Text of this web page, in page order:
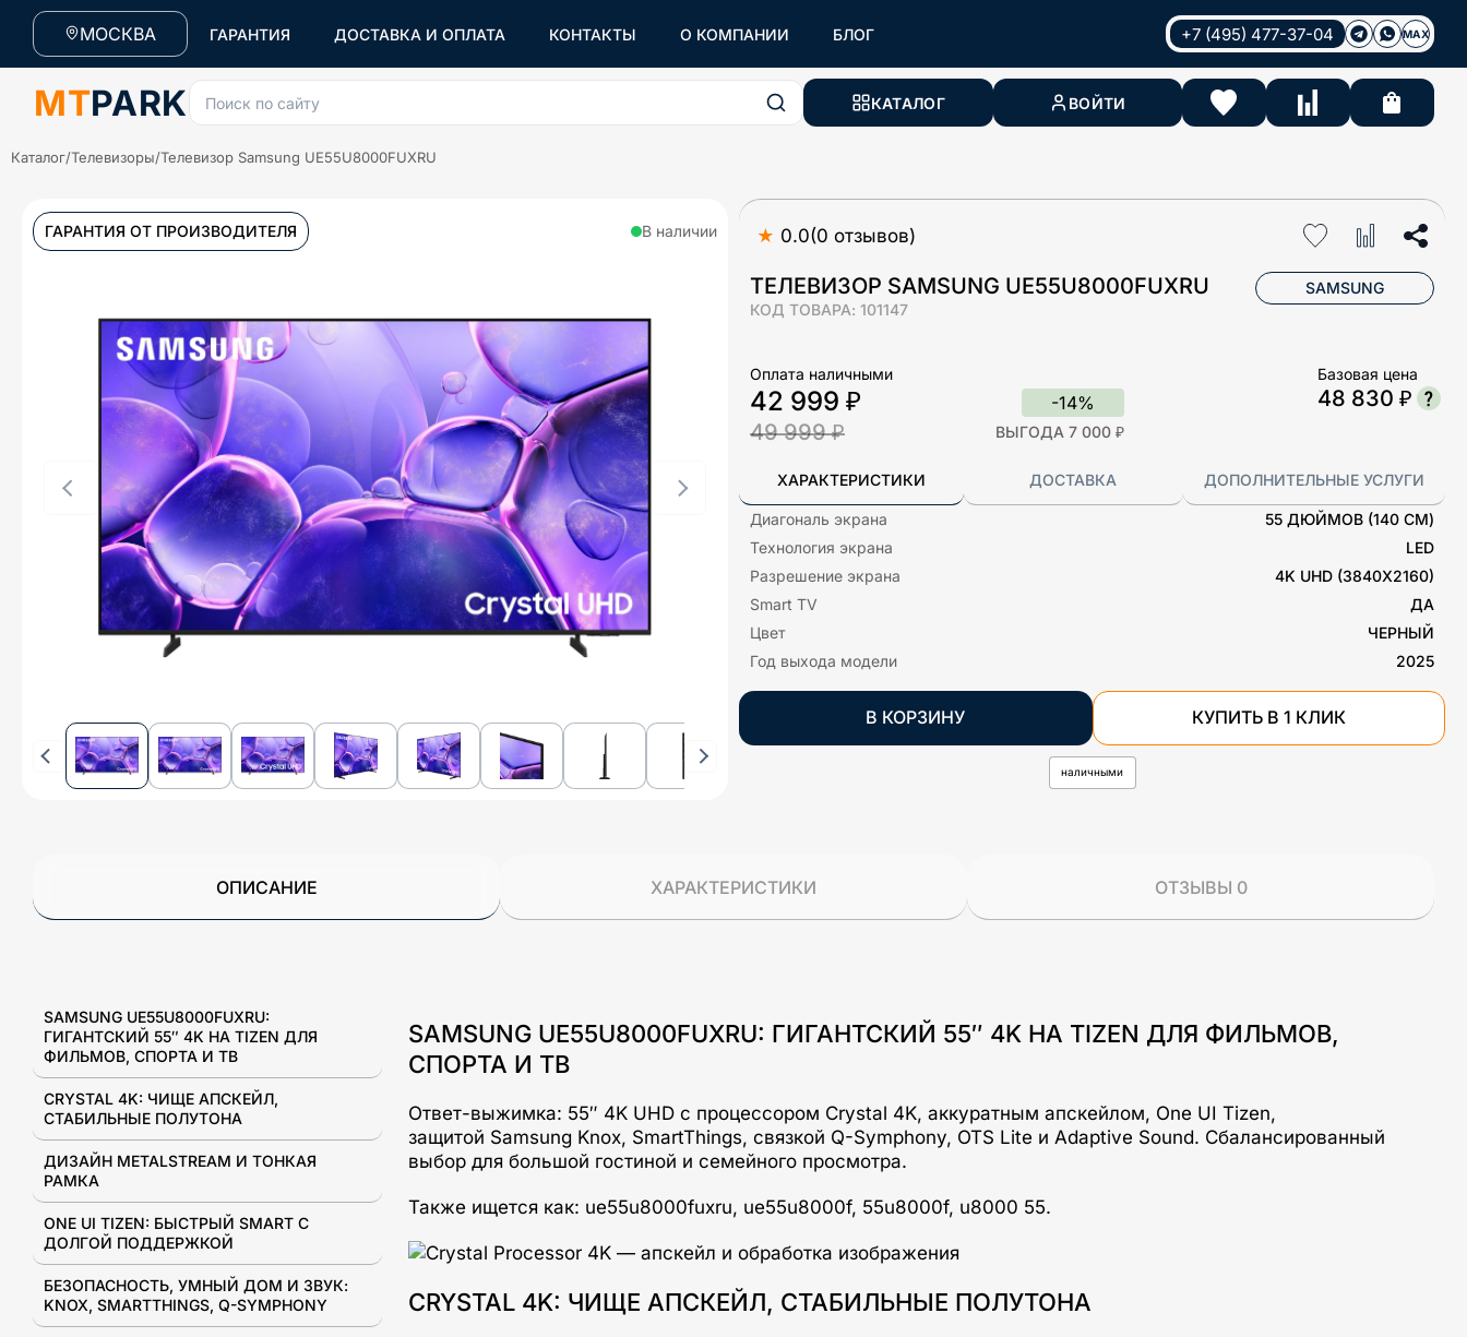
МОСКВА ГАРАНТИЯ ДОСТАВКА И ОПЛАТА КОНТАКТЫ О КОМПАНИИ БЛОГ +7 (495) 477-37-04 MAX
MTPARK Поиск по сайту КАТАЛОГ ВОЙТИ
Каталог/Телевизоры/Телевизор Samsung UE55U8000FUXRU
★ 0.0(0 отзывов)
ТЕЛЕВИЗОР SAMSUNG UE55U8000FUXRU
КОД ТОВАРА: 101147
SAMSUNG
ГАРАНТИЯ ОТ ПРОИЗВОДИТЕЛЯ В наличии
Оплата наличными
42 999 ₽
49 999 ₽
-14%
ВЫГОДА 7 000 ₽
Базовая цена
48 830 ₽
ХАРАКТЕРИСТИКИ ДОСТАВКА ДОПОЛНИТЕЛЬНЫЕ УСЛУГИ
Диагональ экрана
55 ДЮЙМОВ (140 СМ)
Технология экрана
LED
Разрешение экрана
4K UHD (3840X2160)
Smart TV
ДА
Цвет
ЧЕРНЫЙ
Год выхода модели
2025
В КОРЗИНУ КУПИТЬ В 1 КЛИК
наличными
ОПИСАНИЕ ХАРАКТЕРИСТИКИ ОТЗЫВЫ 0
SAMSUNG UE55U8000FUXRU:
ГИГАНТСКИЙ 55″ 4K НА TIZEN ДЛЯ
ФИЛЬМОВ, СПОРТА И ТВ
CRYSTAL 4K: ЧИЩЕ АПСКЕЙЛ,
СТАБИЛЬНЫЕ ПОЛУТОНА
ДИЗАЙН METALSTREAM И ТОНКАЯ
РАМКА
ONE UI TIZEN: БЫСТРЫЙ SMART С
ДОЛГОЙ ПОДДЕРЖКОЙ
БЕЗОПАСНОСТЬ, УМНЫЙ ДОМ И ЗВУК:
KNOX, SMARTTHINGS, Q-SYMPHONY
SAMSUNG UE55U8000FUXRU: ГИГАНТСКИЙ 55″ 4K НА TIZEN ДЛЯ ФИЛЬМОВ,
СПОРТА И ТВ
Ответ-выжимка: 55″ 4K UHD с процессором Crystal 4K, аккуратным апскейлом, One UI Tizen,
защитой Samsung Knox, SmartThings, связкой Q-Symphony, OTS Lite и Adaptive Sound. Сбалансированный
выбор для большой гостиной и семейного просмотра.
Также ищется как: ue55u8000fuxru, ue55u8000f, 55u8000f, u8000 55.
CRYSTAL 4K: ЧИЩЕ АПСКЕЙЛ, СТАБИЛЬНЫЕ ПОЛУТОНА